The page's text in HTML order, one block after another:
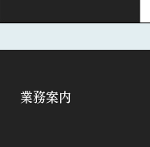
業務案内